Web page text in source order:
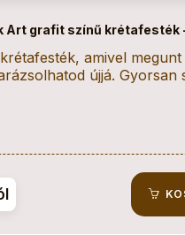
Art grafit színű krétafesték
amivel megunt
újjá. Gyorsan